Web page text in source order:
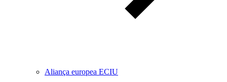
Aliança europea ECIU